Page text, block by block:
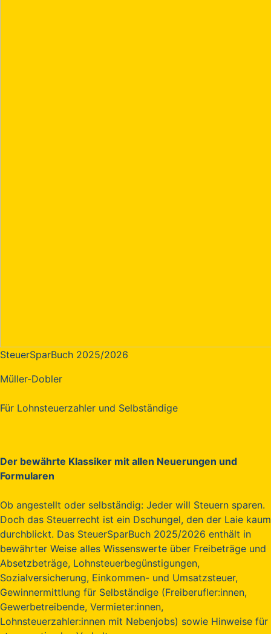
SteuerSparBuch 2025/2026
Müller-Dobler
Für Lohnsteuerzahler und Selbständige
Der bewährte Klassiker mit allen Neuerungen und
Formularen
Ob angestellt oder selbständig: Jeder will Steuern sparen.
Doch das Steuerrecht ist ein Dschungel, den der Laie kaum
durchblickt. Das SteuerSparBuch 2025/2026 enthält in
bewährter Weise alles Wissenswerte über Freibeträge und
Absetzbeträge, Lohnsteuerbegünstigungen,
Sozialversicherung, Einkommen- und Umsatzsteuer,
Gewinnermittlung für Selbständige (Freiberufler:innen,
Gewerbetreibende, Vermieter:innen,
Lohnsteuerzahler:innen mit Nebenjobs) sowie Hinweise für